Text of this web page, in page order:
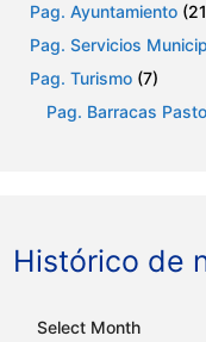
Pag. Ayuntamiento
Pag. Servicios
Pag. Turismo (7)
Pag. Barracas
Histórico de